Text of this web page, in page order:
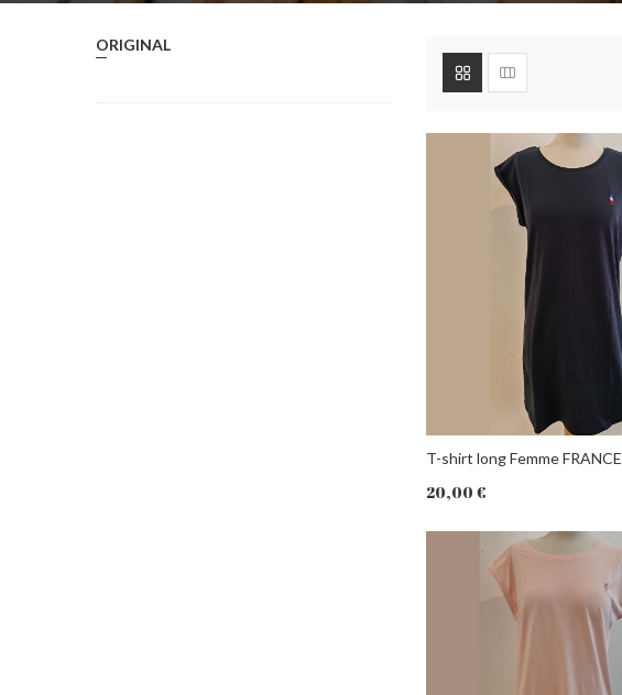
ORIGINAL
T-shirt long Femme FRANCE
20,00 €